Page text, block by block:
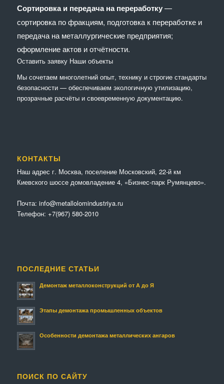
Сортировка и передача на переработку—
сортировка по фракциям, подготовка к переработке и
передача на металлургические предприятия;
оформление актов и отчётности.
Оставить заявку Наши объекты
Мы сочетaем многолетний опыт, технику и строгие стандарты
безопасности — обеспечиваем экологичную утилизацию,
прозрачные расчёты и своевременную документацию.
КОНТАКТЫ
Наш адрес г. Москва, поселение Московский, 22-й км
Киевского шоссе домовладение 4, «Бизнес-парк Румянцево».
Почта: info@metallolomindustriya.ru
Телефон: +7(967) 580-2010
ПОСЛЕДНИЕ СТАТЬИ
Демонтаж металлоконструкций от А до Я
Этапы демонтажа промышленных объектов
Особенности демонтажа металлических ангаров
ПОИСК ПО САЙТУ